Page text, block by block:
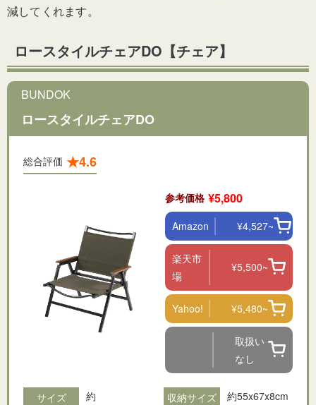
減してくれます。
ロースタイルチェアDO【チェア】
BUNDOK
ロースタイルチェアDO
総合評価 ★4.6
参考価格 ¥5,800
Amazon ¥4,527~
楽天市
場
¥5,500~
Yahoo! ¥5,480~
取扱い
なし
サイズ
約
収納サイズ 約55x67x8cm